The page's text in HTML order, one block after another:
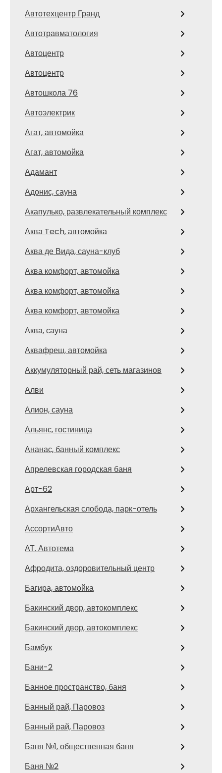
Автотехцентр Гранд
Автотравматология
Автоцентр
Автоцентр
Автошкола 76
Автоэлектрик
Агат, автомойка
Агат, автомойка
Адамант
Адонис, сауна
Акапулько, развлекательный комплекс
Аква Tech, автомойка
Аква де Вида, сауна-клуб
Аква комфорт, автомойка
Аква комфорт, автомойка
Аква комфорт, автомойка
Аква, сауна
Аквафреш, автомойка
Аккумуляторный рай, сеть магазинов
Алви
Алион, сауна
Альянс, гостиница
Ананас, банный комплекс
Апрелевская городская баня
Арт-62
Архангельская слобода, парк-отель
АссортиАвто
АТ. Автотема
Афродита, оздоровительный центр
Багира, автомойка
Бакинский двор, автокомплекс
Бакинский двор, автокомплекс
Бамбук
Бани-2
Банное пространство, баня
Банный рай, Паровоз
Банный рай, Паровоз
Баня №1, общественная баня
Баня №2